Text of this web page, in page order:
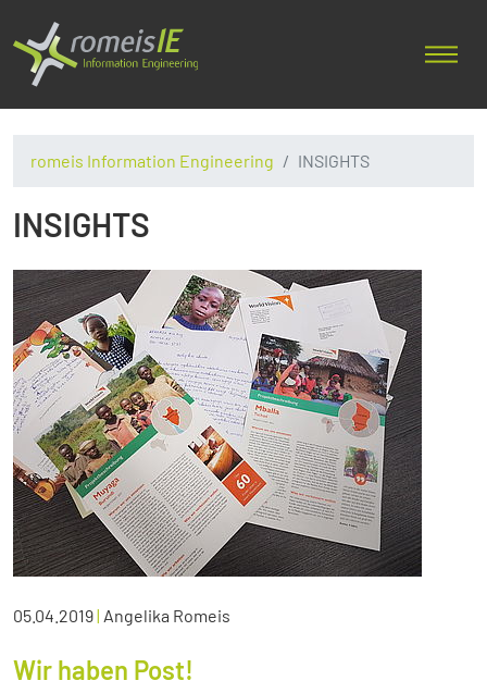
romeis Information Engineering INSIGHTS
INSIGHTS
05.04.2019| Angelika Romeis
Wir haben Post!